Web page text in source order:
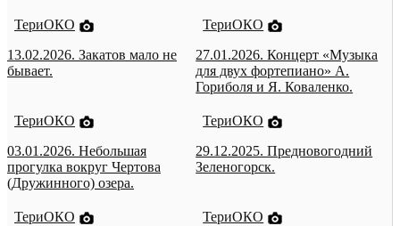
ТериОКО
13.02.2026. Закатов мало не
бывает.
ТериОКО
27.01.2026. Концерт «Музыка
для двух фортепиано» А.
Гориболя и Я. Коваленко.
ТериОКО
03.01.2026. Небольшая
прогулка вокруг Чертова
(Дружинного) озера.
ТериОКО
29.12.2025. Предновогодний
Зеленогорск.
ТериОКО
ТериОКО